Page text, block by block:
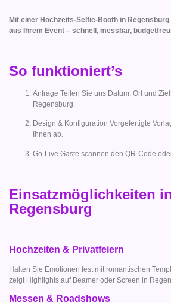
Mit einer Hochzeits-Selfie-Booth in
aus Ihrem Event – schnell, messbar,
So funktioniert’s
Anfrage Teilen Sie uns Datum, Ort und
Regensburg.
Design & Konfiguration Vorgefertigte
Ihnen ab.
Go-Live Gäste scannen den QR-Code
Einsatzmöglichkeiten
Regensburg
Hochzeiten & Privatfeiern
Halten Sie Emotionen fest mit romantischen
zeigt Highlights auf Beamer oder Screen in
Messen & Roadshows